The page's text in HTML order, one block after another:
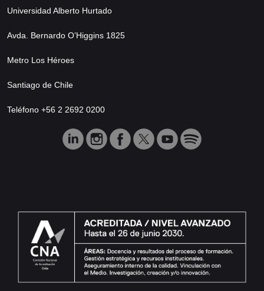
Universidad Alberto Hurtado
Avda. Bernardo O’Higgins 1825
Metro Los Héroes
Santiago de Chile
Teléfono +56 2 2692 0200